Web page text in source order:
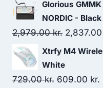
was:
162.00 kr..
is:
Glorious
NORDIC -
2,979.00kr. Original
price
was:
2,979.00
2,837.00
Xtrfy M4
White
729.00kr. Original
609.00 kr.